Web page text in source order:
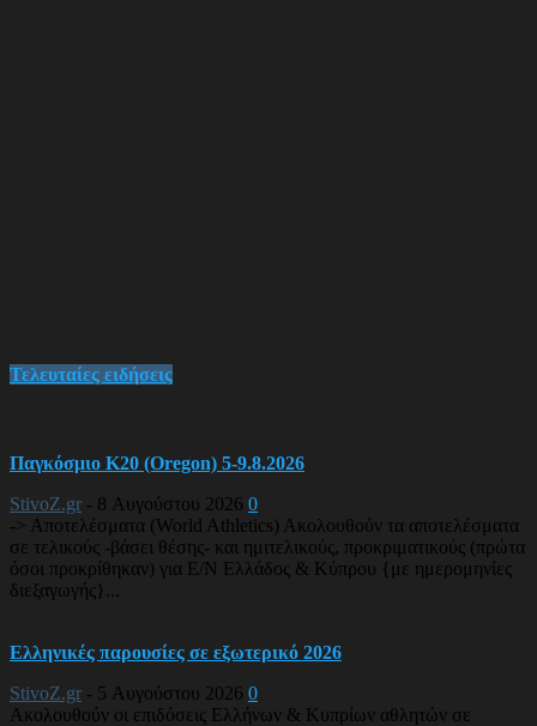
Τελευταίες ειδήσεις
Παγκόσμιο Κ20 (Oregon) 5-9.8.2026
StivoZ.gr - 8 Αυγούστου 2026 0
-> Αποτελέσματα (World Athletics) Ακολουθούν τα αποτελέσματα
σε τελικούς -βάσει θέσης- και ημιτελικούς, προκριματικούς (πρώτα
όσοι προκρίθηκαν) για Ε/Ν Ελλάδος & Κύπρου {με ημερομηνίες
διεξαγωγής}...
Ελληνικές παρουσίες σε εξωτερικό 2026
StivoZ.gr - 5 Αυγούστου 2026 0
Ακολουθούν οι επιδόσεις Ελλήνων & Κυπρίων αθλητών σε